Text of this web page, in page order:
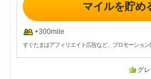
マイルを貯め
+300mile
すぐたまはアフィリエイト広告など、プロモーショ
グ